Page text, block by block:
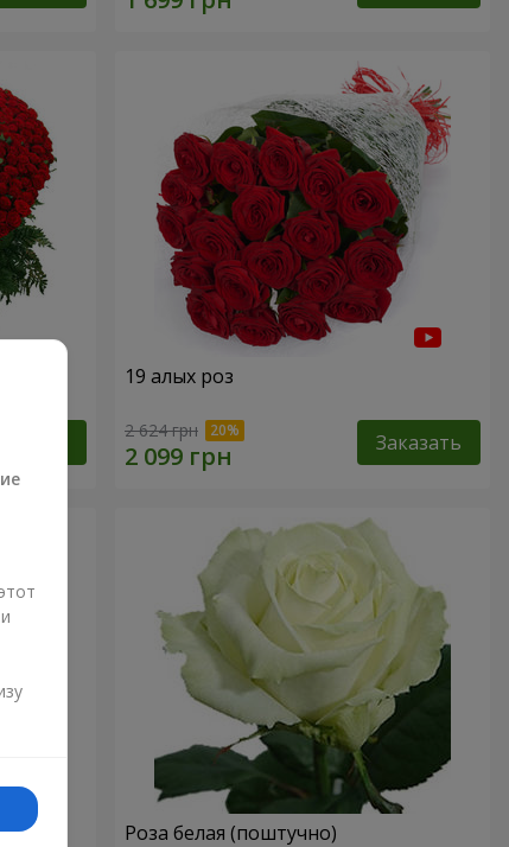
19 алых роз
2 624 грн Заказать
Роза белая (поштучно)